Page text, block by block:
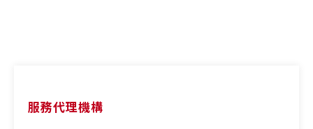
服務代理機構